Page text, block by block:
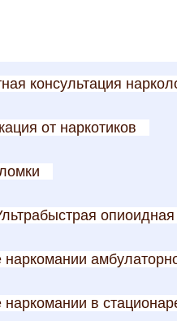
консультация
от наркотиков
опиоидная
наркомании
наркомании в